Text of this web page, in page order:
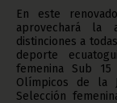
En este
aprovechará la
distinciones a
deporte
femenina Sub
Olímpicos de la
Selección